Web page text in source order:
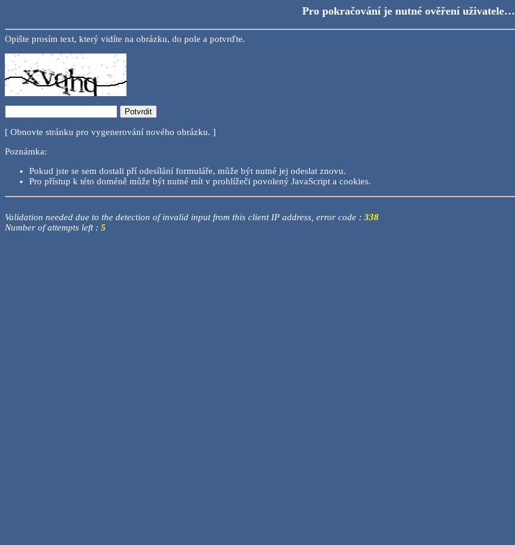
Pro pokračování je nutné ověření uživatele…
Opište prosím text, který vidíte na obrázku, do pole a potvrďte.
[ Obnovte stránku pro vygenerování nového obrázku. ]
Poznámka:
Pokud jste se sem dostali pří odesílání formuláře, může být nutné jej odeslat znovu.
Pro přístup k této doméně může být nutné mít v prohlížeči povolený JavaScript a cookies.
Validation needed due to the detection of invalid input from this client IP address, error code : 338
Number of attempts left : 5